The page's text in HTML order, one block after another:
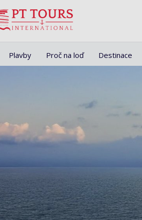
Plavby Proč na loď Destinace